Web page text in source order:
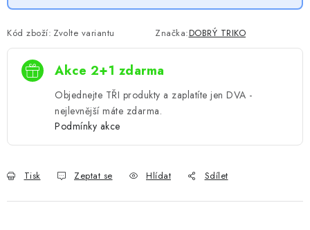
Kód zboží: Zvolte variantu Značka:DOBRÝ TRIKO
Akce 2+1 zdarma
Objednejte TŘI produkty a zaplatíte jen DVA -
nejlevnější máte zdarma.
Podmínky akce
Tisk Zeptat se Hlídat Sdílet